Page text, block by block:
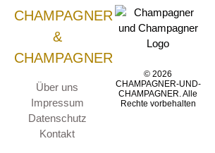
CHAMPAGNER
&
CHAMPAGNER
Über uns
Impressum
Datenschutz
Kontakt
© 2026
CHAMPAGNER-UND-
CHAMPAGNER. Alle
Rechte vorbehalten